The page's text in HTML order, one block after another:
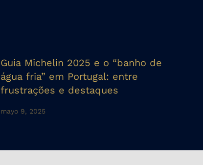
Guia Michelin 2025 e o “banho de
água fria” em Portugal: entre
frustrações e destaques
mayo 9, 2025